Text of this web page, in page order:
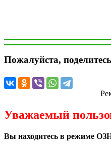
Пожалуйста,
Уважаемый
Вы находитесь в